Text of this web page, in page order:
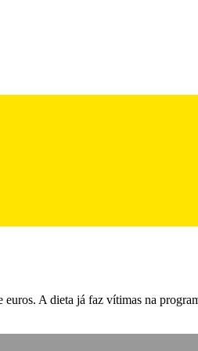
A dieta já faz vítimas na